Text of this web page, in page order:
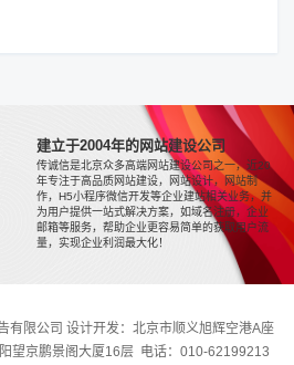
建立于2004年的网站建设公司
传诚信是北京众多高端网站建设公司之一，近20
年专注于高品质网站建设，网站设计，网站制
作，H5小程序微信开发等企业建站相关业务，并
为用户提供一站式解决方案，如域名注册，企业
邮箱等服务，帮助企业更容易简单的获取用户流
量，实现企业利润最大化！
有限公司 设计开发：北京市顺义旭辉空港A座
望京鹏景阁大厦16层 电话：010-62199213